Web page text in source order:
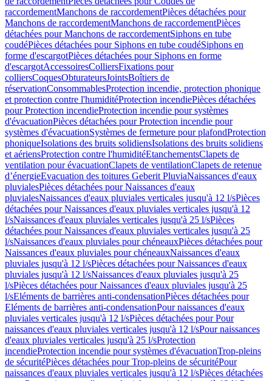
raccordementManchons de raccordementPièces détachées pour
Manchons de raccordementManchons de raccordementPièces
détachées pour Manchons de raccordementSiphons en tube
coudéPièces détachées pour Siphons en tube coudéSiphons en
forme d'escargotPièces détachées pour Siphons en forme
d'escargotAccessoiresColliersFixations pour
colliersCoquesObturateursJointsBoîtiers de
réservationConsommablesProtection incendie, protection phonique
et protection contre l'humiditéProtection incendiePièces détachées
pour Protection incendieProtection incendie pour systèmes
d'évacuationPièces détachées pour Protection incendie pour
systèmes d'évacuationSystèmes de fermeture pour plafondProtection
phoniqueIsolations des bruits solidiensIsolations des bruits solidiens
et aériensProtection contre l'humiditéEtanchementsClapets de
ventilation pour évacuationClapets de ventilationClapets de retenue
d’énergieEvacuation des toitures Geberit PluviaNaissances d'eaux
pluvialesPièces détachées pour Naissances d'eaux
pluvialesNaissances d'eaux pluviales verticales jusqu'à 12 l/sPièces
détachées pour Naissances d'eaux pluviales verticales jusqu'à 12
l/sNaissances d'eaux pluviales verticales jusqu'à 25 l/sPièces
détachées pour Naissances d'eaux pluviales verticales jusqu'à 25
l/sNaissances d'eaux pluviales pour chéneauxPièces détachées pour
Naissances d'eaux pluviales pour chéneauxNaissances d'eaux
pluviales jusqu'à 12 l/sPièces détachées pour Naissances d'eaux
pluviales jusqu'à 12 l/sNaissances d'eaux pluviales jusqu'à 25
l/sPièces détachées pour Naissances d'eaux pluviales jusqu'à 25
l/sEléments de barrières anti-condensationPièces détachées pour
Eléments de barrières anti-condensationPour naissances d'eaux
pluviales verticales jusqu'à 12 l/sPièces détachées pour Pour
naissances d'eaux pluviales verticales jusqu'à 12 l/sPour naissances
d'eaux pluviales verticales jusqu'à 25 l/sProtection
incendieProtection incendie pour systèmes d'évacuationTrop-pleins
de sécuritéPièces détachées pour Trop-pleins de sécuritéPour
naissances d'eaux pluviales verticales jusqu'à 12 l/sPièces détachées